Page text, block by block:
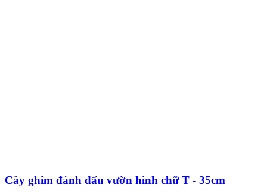
Cây ghim đánh dấu vườn hình chữ T - 35cm